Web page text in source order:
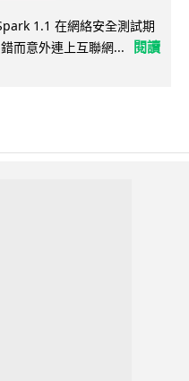
1.1 在網絡安全測試期
而意外連上互聯網...
閱讀